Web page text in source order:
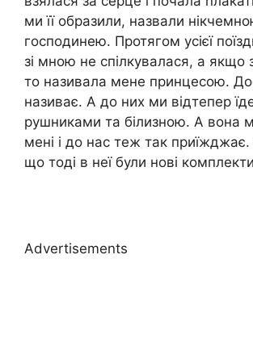
ми її образили, назвали
господинею. Протягом усієї
зі мною не спілкувалася, а якщо
то називала мене принцесою.
називає. А до них ми відтепер
рушниками та білизною. А вона
мені і до нас теж так приїжджає.
що тоді в неї були нові
Advertisements